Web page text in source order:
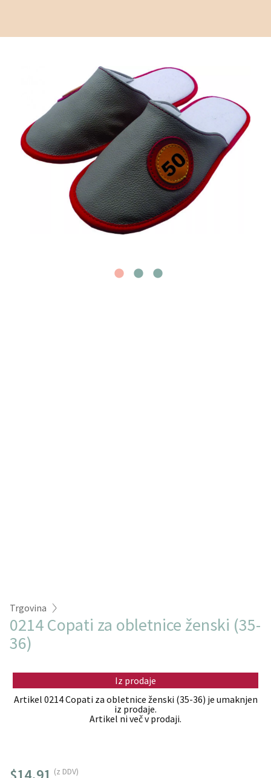
Trgovina
0214 Copati za obletnice ženski (35-
36)
Iz prodaje
Artikel 0214 Copati za obletnice ženski (35-36) je umaknjen
iz prodaje.
Artikel ni več v prodaji.
(z DDV)